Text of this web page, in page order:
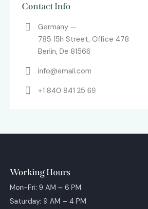
Contact Info
Germany —
785 15h Street, Office 478
Berlin, De 81566
info@email.com
+1 840 841 25 69
Working Hours
Mon-Fri: 9 AM – 6 PM
Saturday: 9 AM – 4 PM